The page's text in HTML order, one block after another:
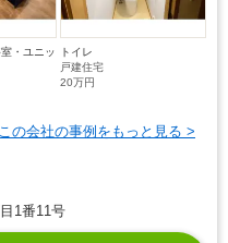
・ユニッ
トイレ
戸建住宅
20万円
この会社の事例をもっと見る >
1番11号